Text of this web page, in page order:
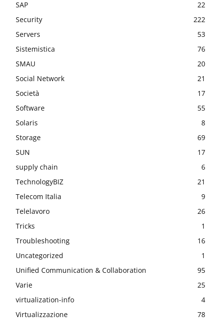
SAP
22
Security
222
Servers
53
Sistemistica
76
SMAU
20
Social Network
21
Società
17
Software
55
Solaris
8
Storage
69
SUN
17
supply chain
6
TechnologyBIZ
21
Telecom Italia
9
Telelavoro
26
Tricks
1
Troubleshooting
16
Uncategorized
1
Unified Communication & Collaboration
95
Varie
25
virtualization-info
4
Virtualizzazione
78